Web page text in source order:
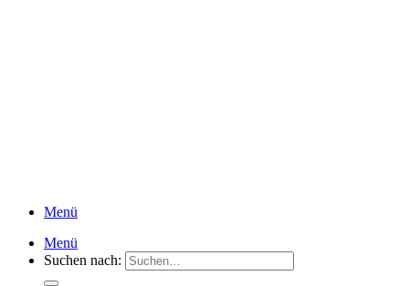
Menü
Menü
Suchen nach: